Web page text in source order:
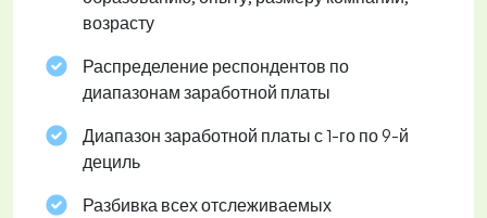
возрасту
Распределение респондентов по
диапазонам заработной платы
Диапазон заработной платы с 1-го по 9-й
дециль
Разбивка всех отслеживаемых